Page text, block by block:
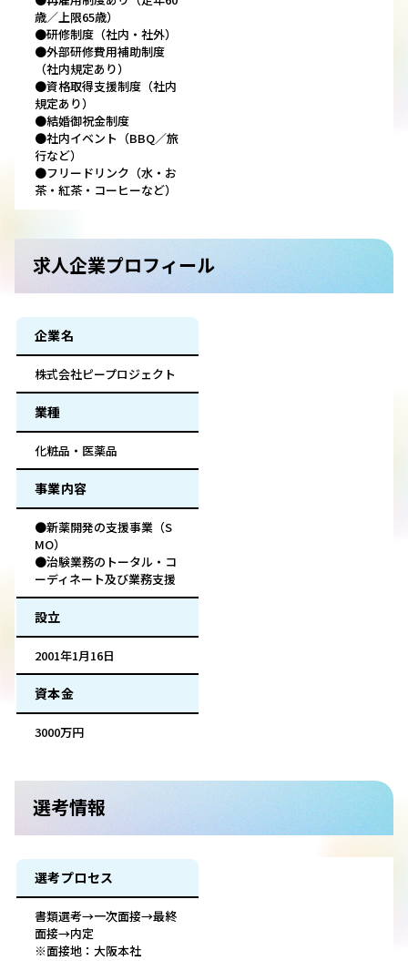
歳／上限65歳）
●研修制度（社内・社外）
●外部研修費用補助制度
（社内規定あり）
●資格取得支援制度（社内
規定あり）
●結婚御祝金制度
●社内イベント（BBQ／旅
行など）
●フリードリンク（水・お
茶・紅茶・コーヒーなど）
求人企業プロフィール
企業名
株式会社ピープロジェクト
業種
化粧品・医薬品
事業内容
●新薬開発の支援事業（S
MO）
●治験業務のトータル・コ
ーディネート及び業務支援
設立
2001年1月16日
資本金
3000万円
選考情報
選考プロセス
書類選考→一次面接→最終
面接→内定
※面接地：大阪本社